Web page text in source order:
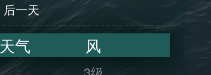
后一天
天气 风